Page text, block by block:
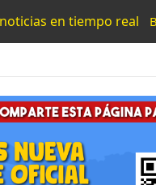
en tiempo real